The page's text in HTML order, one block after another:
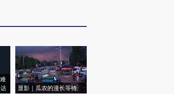
显影｜瓜农的漫长等待